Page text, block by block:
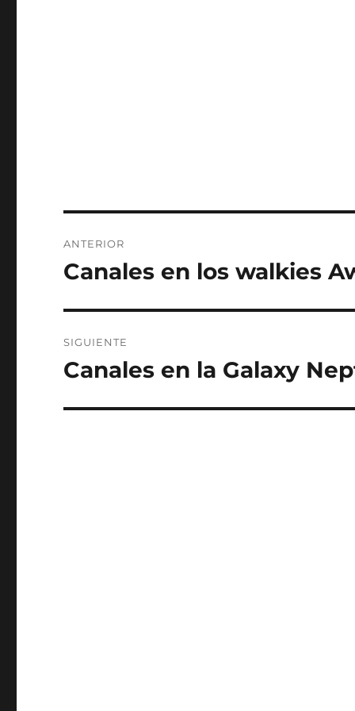
de
ANTERIOR
Entrada
Canales en los walkies
SIGUIENTE
Entrada
Canales en la Galaxy